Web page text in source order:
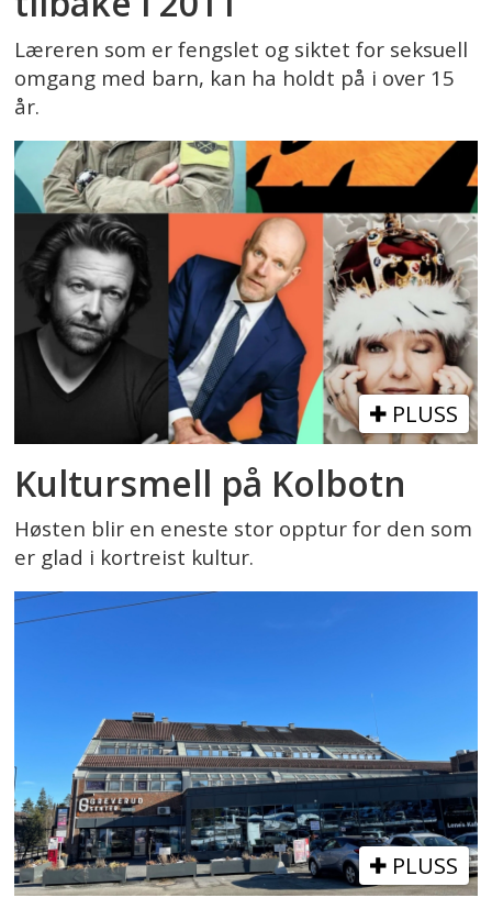
Læreren som er fengslet og siktet for seksuell
omgang med barn, kan ha holdt på i over 15
år.
PLUSS
Kultursmell på Kolbotn
Høsten blir en eneste stor opptur for den som
er glad i kortreist kultur.
PLUSS